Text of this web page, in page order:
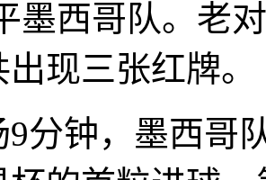
墨西哥队。老
现三张红牌。
钟，墨西哥队